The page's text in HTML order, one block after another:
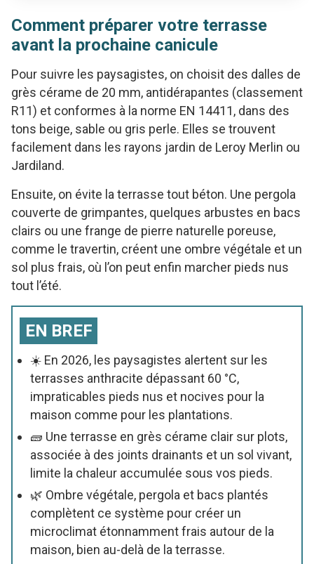
Comment préparer votre terrasse
avant la prochaine canicule
Pour suivre les paysagistes, on choisit des dalles de
grès cérame de 20 mm, antidérapantes (classement
R11) et conformes à la norme EN 14411, dans des
tons beige, sable ou gris perle. Elles se trouvent
facilement dans les rayons jardin de Leroy Merlin ou
Jardiland.
Ensuite, on évite la terrasse tout béton. Une pergola
couverte de grimpantes, quelques arbustes en bacs
clairs ou une frange de pierre naturelle poreuse,
comme le travertin, créent une ombre végétale et un
sol plus frais, où l’on peut enfin marcher pieds nus
tout l’été.
EN BREF
☀️ En 2026, les paysagistes alertent sur les
terrasses anthracite dépassant 60 °C,
impraticables pieds nus et nocives pour la
maison comme pour les plantations.
🧱 Une terrasse en grès cérame clair sur plots,
associée à des joints drainants et un sol vivant,
limite la chaleur accumulée sous vos pieds.
🌿 Ombre végétale, pergola et bacs plantés
complètent ce système pour créer un
microclimat étonnamment frais autour de la
maison, bien au-delà de la terrasse.